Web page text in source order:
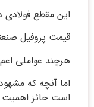
این مقطع فولادی
قیمت پروفیل
هرچند عواملی
اما آنچه که
است حائز اهمیت